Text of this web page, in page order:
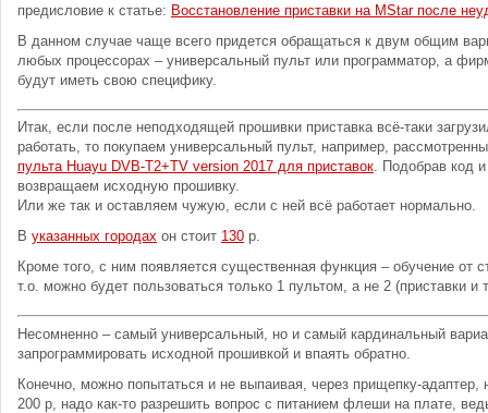
предисловие к статье: Восстановление приставки на MStar после
В данном случае чаще всего придется обращаться к двум общим
любых процессорах – универсальный пульт или программатор, а
будут иметь свою специфику.
Итак, если после неподходящей прошивки приставка всё-таки
работать, то покупаем универсальный пульт, например,
пульта Huayu DVB-T2+TV version 2017 для приставок. Подобрав код
возвращаем исходную прошивку.
Или же так и оставляем чужую, если с ней всё работает нормально.
В указанных городах он стоит 130 р.
Кроме того, с ним появляется существенная функция – обучение от
т.о. можно будет пользоваться только 1 пультом, а не 2 (приставки и
Несомненно – самый универсальный, но и самый кардинальный
запрограммировать исходной прошивкой и впаять обратно.
Конечно, можно попытаться и не выпаивая, через прищепку-адаптер,
200 р, надо как-то разрешить вопрос с питанием флеши на плате,